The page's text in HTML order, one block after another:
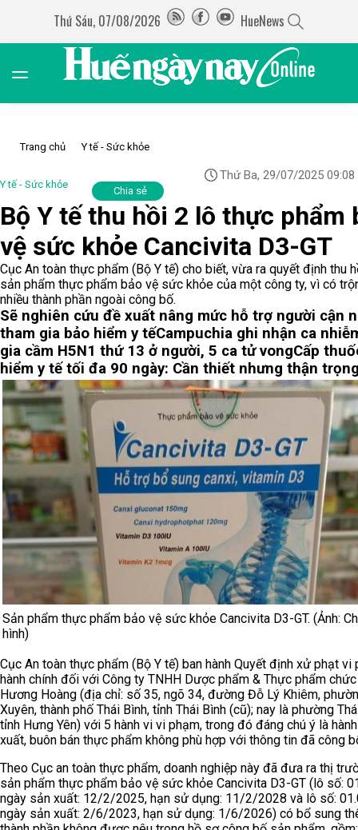
Thứ Sáu, 07/08/2026 HueNews
Trang chủ Y tế - Sức khỏe
Y tế - Sức khỏe
Thứ Ba, 29/07/2025 09:08
Chia sẻ
Bộ Y tế thu hồi 2 lô thực phẩm
vệ sức khỏe Cancivita D3-GT
Cục An toàn thực phẩm (Bộ Y tế) cho biết, vừa ra quyết định thu
sản phẩm thực phẩm bảo vệ sức khỏe của một công ty, vì có
nhiều thành phần ngoài công bố.
Sẽ nghiên cứu đề xuất nâng mức hỗ trợ người cận
tham gia bảo hiểm y tếCampuchia ghi nhận ca
gia cầm H5N1 thứ 13 ở người, 5 ca tử vongCấp
hiểm y tế tối đa 90 ngày: Cần thiết nhưng thận
Sản phẩm thực phẩm bảo vệ sức khỏe Cancivita D3-GT. (Ảnh:
hình)
Cục An toàn thực phẩm (Bộ Y tế) ban hành Quyết định xử phạt vi
hành chính đối với Công ty TNHH Dược phẩm & Thực phẩm
Hương Hoàng (địa chỉ: số 35, ngõ 34, đường Đỗ Lý Khiêm,
Xuyên, thành phố Thái Bình, tỉnh Thái Bình (cũ); nay là phường
tỉnh Hưng Yên) với 5 hành vi vi phạm, trong đó đáng chú ý là
xuất, buôn bán thực phẩm không phù hợp với thông tin đã công
Theo Cục an toàn thực phẩm, doanh nghiệp này đã đưa ra thị
sản phẩm thực phẩm bảo vệ sức khỏe Cancivita D3-GT (lô số:
ngày sản xuất: 12/2/2025, hạn sử dụng: 11/2/2028 và lô số:
ngày sản xuất: 2/6/2023, hạn sử dụng: 1/6/2026) có bổ sung